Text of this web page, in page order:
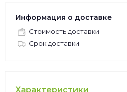
Информация о доставке
Стоимость доставки
Срок доставки
Характеристики